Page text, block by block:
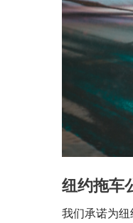
纽约拖车
我们承诺为